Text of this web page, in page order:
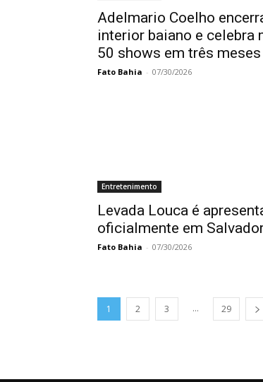
Adelmario Coelho
interior baiano e celebra
50 shows em três meses
Fato Bahia - 07/30/2026
Entretenimento
Levada Louca é
oficialmente em
Fato Bahia - 07/30/2026
1 2 3 ... 29